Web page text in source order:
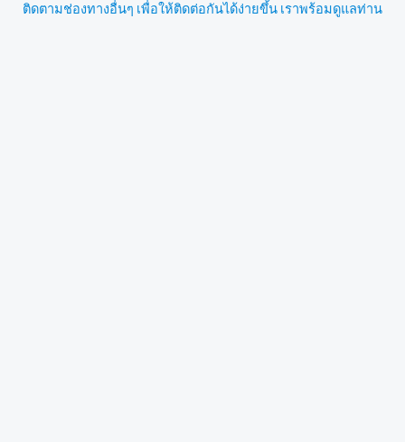
ติดตามช่องทางอื่นๆ เพื่อให้ติดต่อกันได้ง่ายขึ้น เราพร้อมดูแลท่าน